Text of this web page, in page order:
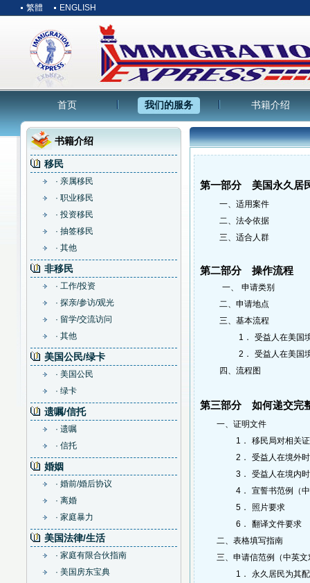
繁體 ENGLISH
首页 我们的服务 书籍介绍
书籍介绍
移民
· 亲属移民
· 职业移民
· 投资移民
· 抽签移民
· 其他
非移民
· 工作/投资
· 探亲/参访/观光
· 留学/交流访问
· 其他
美国公民/绿卡
· 美国公民
· 绿卡
遗嘱/信托
· 遗嘱
· 信托
婚姻
· 婚前/婚后协议
· 离婚
· 家庭暴力
美国法律/生活
· 家庭有限合伙指南
· 美国房东宝典
第一部分 美国永久居
一、适用案件
二、法令依据
三、适合人群
第二部分 操作流程
一、
申请类别
二、 申请地点
三、 基本流程
1．
受益人在美国
2．
受益人在美国
四、 流程 图
第三部分 如何递交完
一、证明文件
1．
移民局对相关
2．
受益人在境外
3．
受益人在境内
4．
宣誓书范例（
5．
照片要求
6．
翻译文件要求
二、表格填写指南
三、申请信范例（中英文
1．
永久居民为其